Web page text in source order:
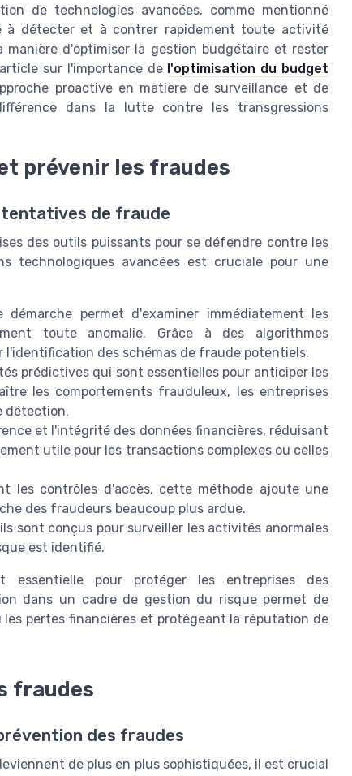
de technologies avancées, comme mentionné
à détecter et à contrer rapidement toute activité
manière d'optimiser la gestion budgétaire et rester
sur l'importance de l'optimisation du budget
proactive en matière de surveillance et de
dans la lutte contre les transgressions
prévenir les fraudes
tentatives de fraude
des outils puissants pour se défendre contre les
technologiques avancées est cruciale pour une
permet d'examiner immédiatement les
toute anomalie. Grâce à des algorithmes
des schémas de fraude potentiels.
prédictives qui sont essentielles pour anticiper les
les comportements frauduleux, les entreprises
détection.
et l'intégrité des données financières, réduisant
utile pour les transactions complexes ou celles
les contrôles d'accès, cette méthode ajoute une
des fraudeurs beaucoup plus ardue.
sont conçus pour surveiller les activités anormales
est identifié.
essentielle pour protéger les entreprises des
dans un cadre de gestion du risque permet de
pertes financières et protégeant la réputation de
fraudes
des fraudes
de plus en plus sophistiquées, il est crucial